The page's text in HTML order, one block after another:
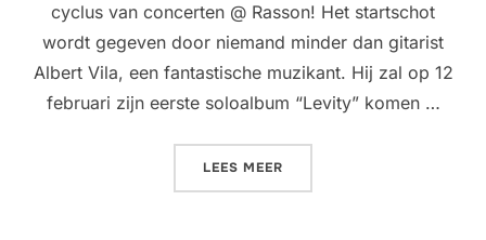
cyclus van concerten @ Rasson! Het startschot
wordt gegeven door niemand minder dan gitarist
Albert Vila, een fantastische muzikant. Hij zal op 12
februari zijn eerste soloalbum “Levity” komen …
LEES MEER